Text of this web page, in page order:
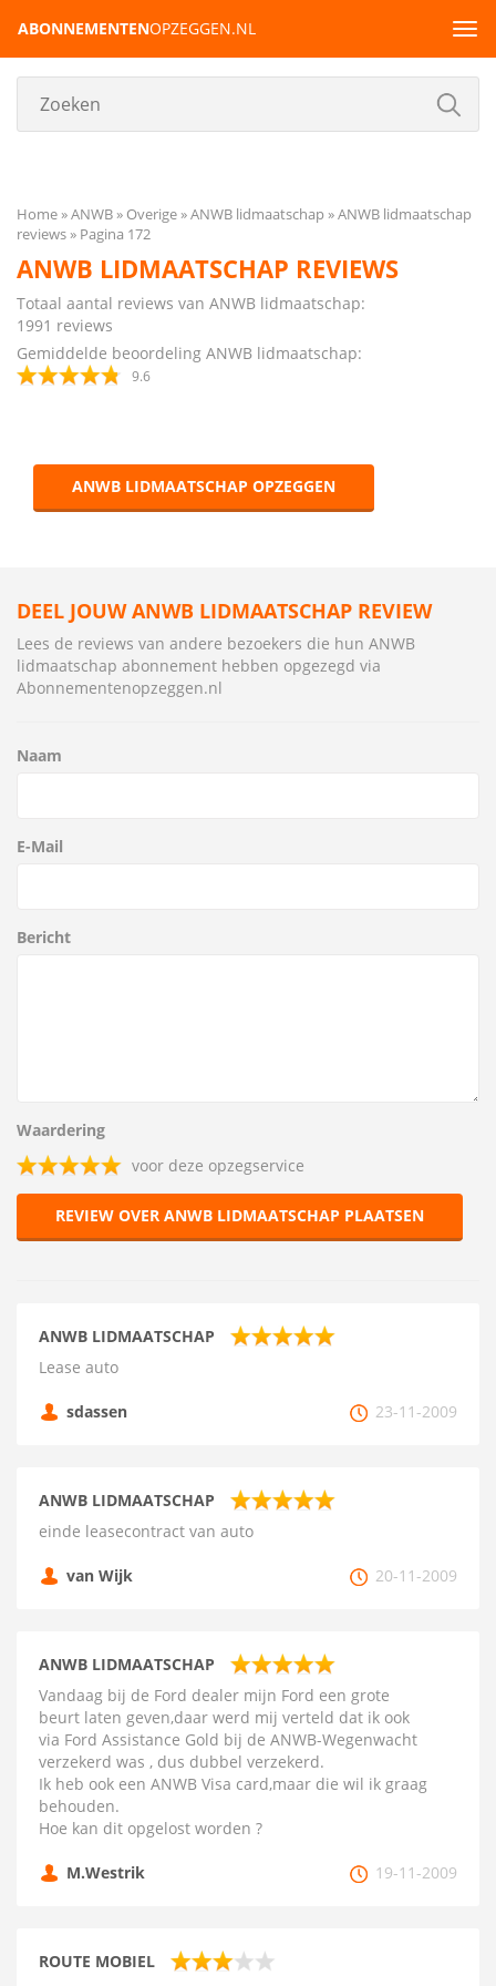
ABONNEMENTENOPZEGGEN.NL
Home ANWB Overige ANWB lidmaatschap
ANWB lidmaatschap
reviews
Pagina 172
ANWB LIDMAATSCHAP REVIEWS
Totaal aantal reviews van ANWB lidmaatschap:
1991 reviews
Gemiddelde beoordeling ANWB lidmaatschap:
9.6
ANWB LIDMAATSCHAP OPZEGGEN
DEEL JOUW ANWB LIDMAATSCHAP REVIEW
Lees de reviews van andere bezoekers die hun ANWB
lidmaatschap abonnement hebben opgezegd via
Abonnementenopzeggen.nl
Naam
E-Mail
Bericht
Waardering
voor deze opzegservice
REVIEW OVER ANWB LIDMAATSCHAP PLAATSEN
ANWB LIDMAATSCHAP
Lease auto
sdassen 23-11-2009
ANWB LIDMAATSCHAP
einde leasecontract van auto
van Wijk 20-11-2009
ANWB LIDMAATSCHAP
Vandaag bij de Ford dealer mijn Ford een grote
beurt laten geven,daar werd mij verteld dat ik ook
via Ford Assistance Gold bij de ANWB-Wegenwacht
verzekerd was , dus dubbel verzekerd.
Ik heb ook een ANWB Visa card,maar die wil ik graag
behouden.
Hoe kan dit opgelost worden ?
M.Westrik 19-11-2009
ROUTE MOBIEL